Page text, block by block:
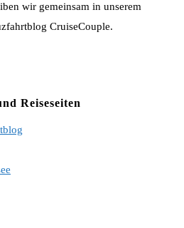
wir gemeinsam in unserem
CruiseCouple.
Reiseseiten